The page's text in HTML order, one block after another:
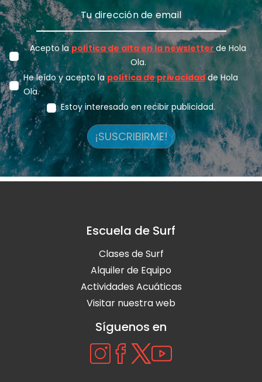
Acepto lapolítica de alta en la newsletter de Hola
Ola.
He leído y acepto lapolítica de privacidadde Hola
Ola.
Estoy interesado en recibir publicidad.
¡SUSCRIBIRME!
Escuela de Surf
Clases de Surf
Alquiler de Equipo
Actividades Acuáticas
Visitar nuestra web
Síguenos en